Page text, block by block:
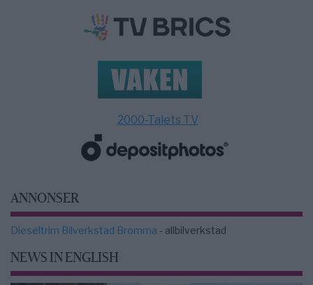
2000-Talets TV
ANNONSER
Dieseltrim Bilverkstad Bromma - allbilverkstad
NEWS IN ENGLISH